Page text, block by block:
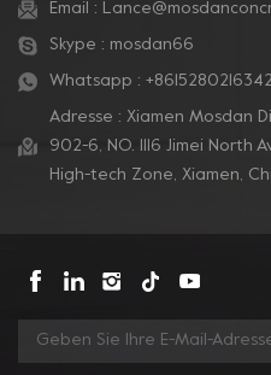
Email :
Skype : mosdan66
Whatsapp : +8615280216342
Adresse : Xiamen Mosdan
902-6, NO. 1116 Jimei North
High-tech Zone, Xiamen,